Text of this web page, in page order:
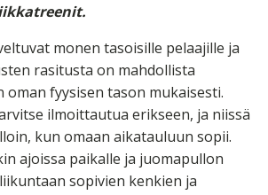
monen tasoisille pelaajille ja
rasitusta on mahdollista
oman fyysisen tason mukaisesti.
ilmoittautua erikseen, ja niissä
kun omaan aikatauluun sopii.
ajoissa paikalle ja juomapullon
sopivien kenkien ja